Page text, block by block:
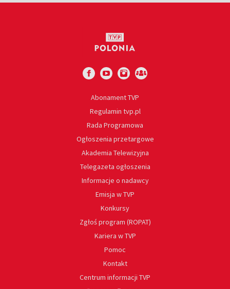
Abonament TVP
Regulamin tvp.pl
Rada Programowa
Ogłoszenia przetargowe
Akademia Telewizyjna
Telegazeta ogłoszenia
Informacje o nadawcy
Emisja w TVP
Konkursy
Zgłoś program (ROPAT)
Kariera w TVP
Pomoc
Kontakt
Centrum informacji TVP